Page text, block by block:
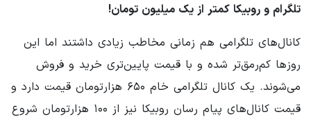
تلگرام و روبیکا کمتر از یک میلیون تومان!
کانال‌های تلگرامی هم زمانی مخاطب زیادی داشتند اما این
روزها کم‌رمق‌تر شده و با قیمت پایین‌تری خرید و فروش
می‌شوند. یک کانال تلگرامی خام ۶۵۰ هزارتومان قیمت دارد و
قیمت کانال‌های پیام رسان روبیکا نیز از ۱۰۰ هزارتومان شروع